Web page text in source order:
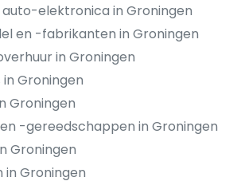
elektronica in Groningen
en -fabrikanten in Groningen
in Groningen
Groningen
Groningen
-gereedschappen in Groningen
Groningen
in Groningen